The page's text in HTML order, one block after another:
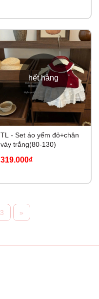
hết hàng
TL - Set áo yếm đỏ+chân
váy trắng(80-130)
319.000₫
3 »